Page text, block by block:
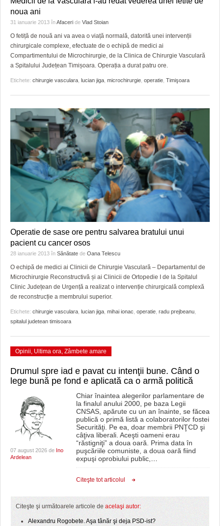
GRĂDINA TAICII DOMNULUI
ZIARISTU’ DE TERASĂ
CU OIŞTEA-N KIERKEGAARD
FINANŢĂRI DE LA A LA Z
PE SURSE
CRONICĂ DE FILM
UNDE MERGEM
FILME DOCUMENTARE
CLIPURI VIDEO
JOCURI ONLINE
ACCIDENTE
ANUNŢURI
INFO SI UTILE
CULTURA
INVATAMANT
FILME DOCUMENTARE
CLIPURI VIDEO
JOCURI ONLINE
DIVERSE
FARMACII DIN TIMIŞOARA
HARTA TIMIŞOAREI
LICEE, ŞCOLI ŞI GRĂDINIŢE DIN TIMIŞ
PRIMĂRIILE DIN TIMIŞ
SFATUL MEDICULUI
noua ani
31 ianuarie 2013 înAfaceri de Vlad Stoian
O fetiță de nouă ani va avea o viață normală, datorită unei intervenții
chirurgicale complexe, efectuate de o echipă de medici ai
Compartimentului de Microchirurgie, de la Clinica de Chirurgie Vasculară
a Spitalului Județean Timișoara. Operația a durat patru ore.
Etichete: chirurgie vasculara lucian jiga microchirurgie operatie Timişoara
Operatie de sase ore pentru salvarea bratului unui
pacient cu cancer osos
28 ianuarie 2013 în Sănătate de Oana Telescu
O echipă de medici ai Clinicii de Chirurgie Vasculară – Departamentul de
Microchirurgie Reconstructivă și ai Clinicii de Ortopedie I de la Spitalul
Clinic Județean de Urgență a realizat o intervenție chirurgicală complexă
de reconstrucție a membrului superior.
Etichete: chirurgie vasculara lucian jiga mihai ionac operatie radu prejbeanu
spitalul judetean timisoara
Opinii Ultima ora Zâmbete amare
Drumul spre iad e pavat cu intenţii bune. Când o
lege bună pe fond e aplicată ca o armă politică
07 august 2026 de Ino
Ardelean
Chiar înaintea alegerilor parlamentare de
la finalul anului 2000, pe baza Legii
CNSAS, apărute cu un an înainte, se făcea
publică o primă listă a colaboratorilor fostei
Securităţi. Pe ea, doar membrii PNŢCD şi
câţiva liberali. Aceşti oameni erau
“răstigniţi” a doua oară. Prima data în
puşcăriile comuniste, a doua oară fiind
expuşi oprobiului public,
Citeşte tot articolul
Citeşte şi următoarele articole de acelaşi autor:
Alexandru Rogobete. Aşa tânăr şi deja PSD-ist?